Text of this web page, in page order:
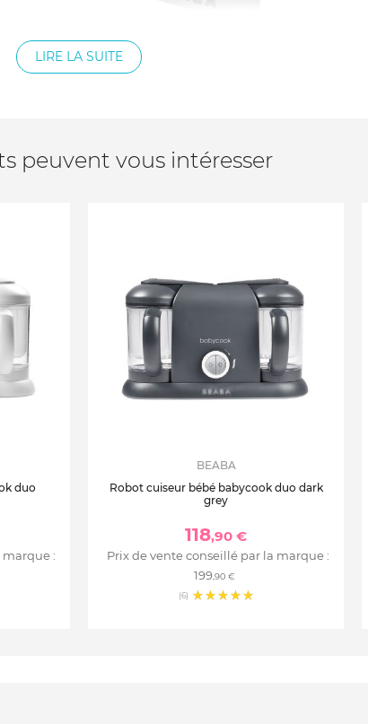
LIRE LA SUITE
peuvent vous intéresser
duo
marque :
BEABA
Robot cuiseur bébé babycook duo dark
grey
118,90 €
Prix de vente conseillé par la marque :
199,90 €
(6)